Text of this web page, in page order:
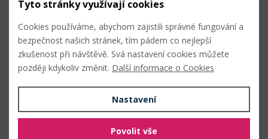
1 barva nikl
5 ks (6 Kč s DPH / ks)
Skladem: 325 ks
Tyto stránky využívají cookies
Cookies používáme, abychom zajistili správné fungování a
bezpečnost našich stránek, tím pádem co nejlepší
zkušenost při návštěvě. Svá nastavení cookies můžete
později kdykoliv změnit. Další informace o Cookies
Nastavení
Povolit vše